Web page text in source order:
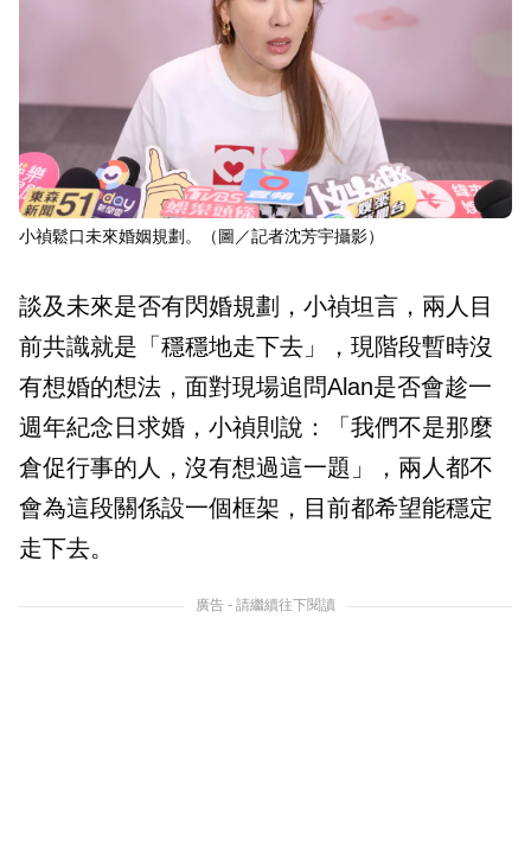
小禎鬆口未來婚姻規劃。（圖／記者沈芳宇攝影）
談及未來是否有閃婚規劃，小禎坦言，兩人目
前共識就是「穩穩地走下去」，現階段暫時沒
有想婚的想法，面對現場追問Alan是否會趁一
週年紀念日求婚，小禎則說：「我們不是那麼
倉促行事的人，沒有想過這一題」，兩人都不
會為這段關係設一個框架，目前都希望能穩定
走下去。
廣告 - 請繼續往下閱讀